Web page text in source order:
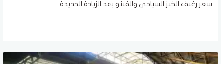
سعر رغيف الخبز السياحى والفينو بعد الزيادة الجديدة